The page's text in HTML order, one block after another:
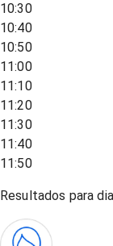
10:30
10:40
10:50
11:00
11:10
11:20
11:30
11:40
11:50
Resultados para dia